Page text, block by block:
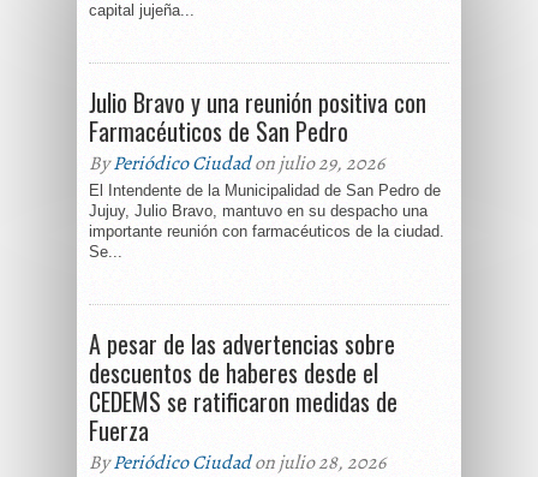
capital jujeña...
Julio Bravo y una reunión positiva con
Farmacéuticos de San Pedro
ByPeriódico Ciudadon julio 29, 2026
El Intendente de la Municipalidad de San Pedro de
Jujuy, Julio Bravo, mantuvo en su despacho una
importante reunión con farmacéuticos de la ciudad.
Se...
A pesar de las advertencias sobre
descuentos de haberes desde el
CEDEMS se ratificaron medidas de
Fuerza
ByPeriódico Ciudadon julio 28, 2026